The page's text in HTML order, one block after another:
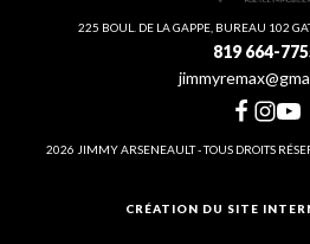
225 BOUL. DE LA GAPPE, BUREAU 102
819 664-
2026 JIMMY ARSENEAULT - TOUS DROITS
CRÉATION DU SITE